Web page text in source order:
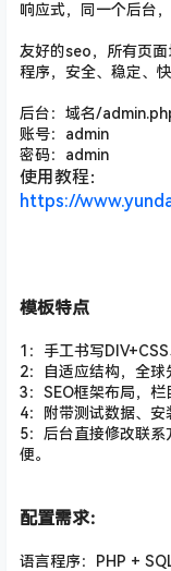
响应式，同一个后台
友好的seo，所有页
程序，安全、稳定、
后台：域名/
账号：admin
密码：admin
使用教程：
https://
模板特点
1：手工书写
2：自适应结构，全球
3：SEO框架布局，
4：附带测试数据、安
5：后台直接修改联
便。
配置需求：
语言程序：PHP +